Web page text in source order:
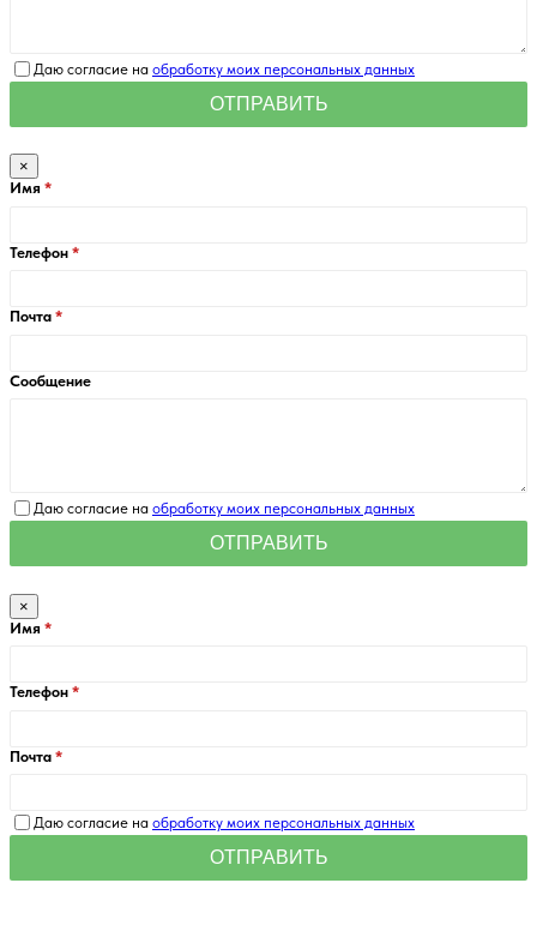
Даю согласие на обработку моих персональных данных
×
Имя
Телефон
Почта
Сообщение
Даю согласие на обработку моих персональных данных
×
Имя
Телефон
Почта
Даю согласие на обработку моих персональных данных